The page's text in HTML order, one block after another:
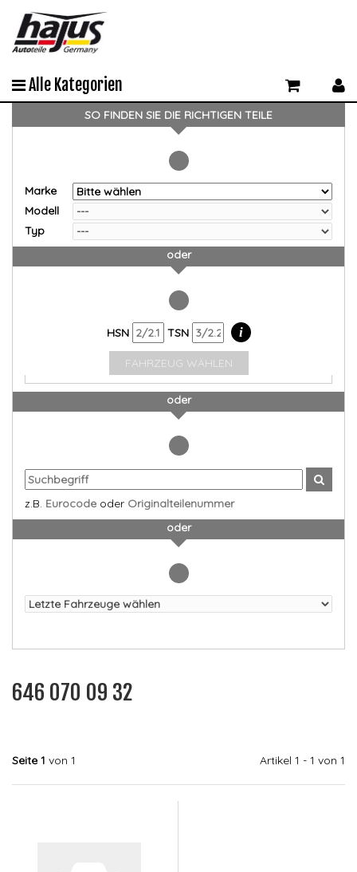
Alle Kategorien
SO FINDEN SIE DIE RICHTIGEN TEILE
Marke
Modell
Typ
oder
HSN TSN i
FAHRZEUG WÄHLEN
oder
z.B. Eurocode oder Originalteilenummer
oder
646 070 09 32
Seite 1 von 1 Artikel 1 - 1 von 1